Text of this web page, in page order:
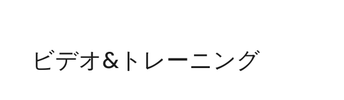
ビデオ&トレーニング